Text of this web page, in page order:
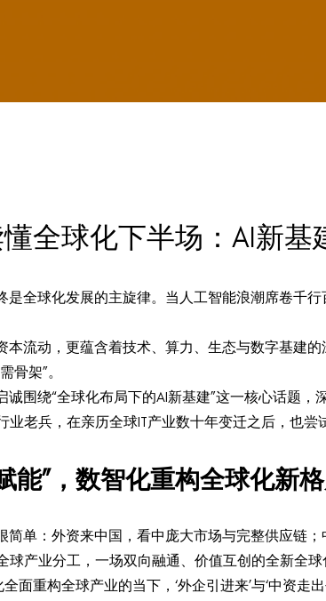
全球化下半场：AI新基
是全球化发展的主旋律。当人工智能浪潮席卷千
流动，更蕴含着技术、算力、生态与数字基建
骨架”。
围绕“全球化布局下的AI新基建”这一核心话题，
老兵，在亲历全球IT产业数十年变迁之后，也尝
能”，数智化重构全球化新
单：外资来中国，看中庞大市场与完整供应链
球产业分工，一场双向融通、价值互创的全新全
面重构全球产业的当下，‘外企引进来’与‘中资走